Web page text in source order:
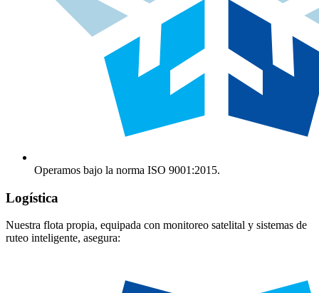
Operamos bajo la norma ISO 9001:2015.
Logística
Nuestra flota propia, equipada con monitoreo satelital y sistemas de
ruteo inteligente, asegura: